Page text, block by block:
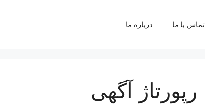
تماس با ما درباره ما
رپورتاژ آگهی